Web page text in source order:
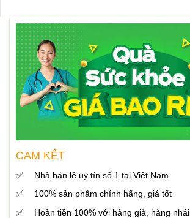
CAM KẾT
Nhà bán lẻ uy tín số 1 tại Việt Nam
100% sản phẩm chính hãng, giá tốt
Hoàn tiền 100% với hàng giả, hàng nhái